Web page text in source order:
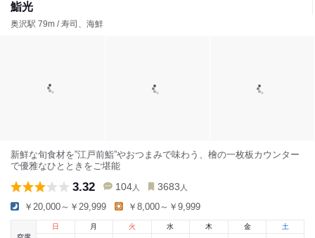
鮨光
奥沢駅 79m / 寿司、海鮮
新鮮な旬食材を”江戸前鮨”やおつまみで味わう、檜の一枚板カウンター
で優雅なひとときをご堪能
3.32 104 人 3683 人
￥20,000～￥29,999 ￥8,000～￥9,999
日
月 火 水 木 金 土